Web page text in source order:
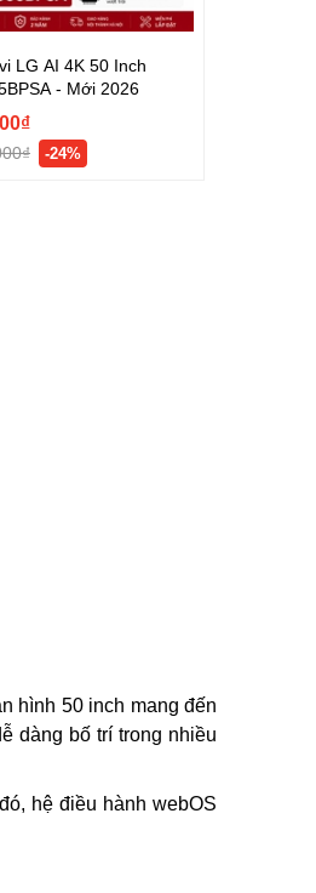
LG AI 4K 50 Inch
- Mới 2026
-24%
hình 50 inch mang đến
dàng bố trí trong nhiều
hệ điều hành webOS